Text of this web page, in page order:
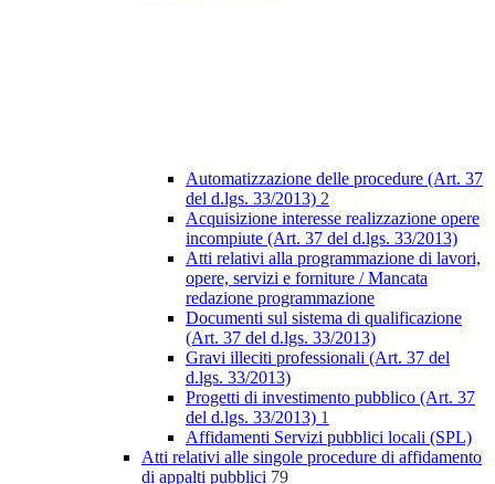
Automatizzazione delle procedure (Art. 37
del d.lgs. 33/2013) 2
Acquisizione interesse realizzazione opere
incompiute (Art. 37 del d.lgs. 33/2013)
Atti relativi alla programmazione di lavori,
opere, servizi e forniture / Mancata
redazione programmazione
Documenti sul sistema di qualificazione
(Art. 37 del d.lgs. 33/2013)
Gravi illeciti professionali (Art. 37 del
d.lgs. 33/2013)
Progetti di investimento pubblico (Art. 37
del d.lgs. 33/2013) 1
Affidamenti Servizi pubblici locali (SPL)
Atti relativi alle singole procedure di affidamento
di appalti pubblici 79